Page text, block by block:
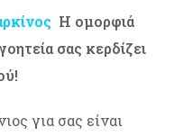
Η ομορφιά
σας κερδίζει
για σας είναι